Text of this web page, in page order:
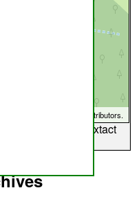
contributors.
refléter l'endroit extact